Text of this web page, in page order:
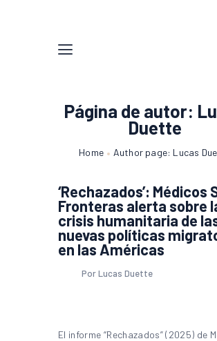
Página de autor:
Duette
Home Author page: Lucas
‘Rechazados’: Médicos
Fronteras alerta sobre
crisis humanitaria de
nuevas políticas
en las Américas
Por Lucas Duette
El informe “Rechazados” (2025) de